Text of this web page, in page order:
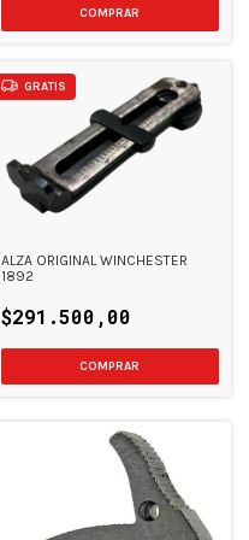
GRATIS
ALZA ORIGINAL WINCHESTER
1892
$291.500,00